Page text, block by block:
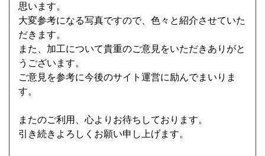
思います。
大変参考になる写真ですので、色々と紹介させていた
だきます。
また、加工について貴重のご意見をいただきありがと
うございます。
ご意見を参考に今後のサイト運営に励んでまいりま
す。
またのご利用、心よりお待ちしております。
引き続きよろしくお願い申し上げます。